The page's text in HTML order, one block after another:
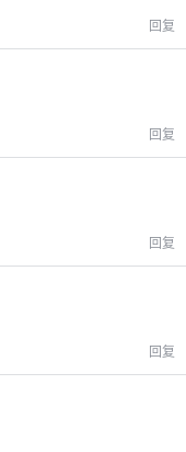
回复
回复
回复
回复